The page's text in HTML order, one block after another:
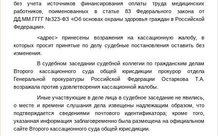
без учета источников финансирования оплаты труда медицинских
работников, поименованных в статье 83 Федерального закона от
ДД.ММ.ГГГГ№323-ФЗ «Об основах охраны здоровья граждан в Российской
Федерации».
<адрес>принесены возражения на кассационную жалобу, в
которых просит принятые по делу судебные постановления оставить без
изменения.
В судебном заседании судебной коллегии по гражданским делам
Второго кассационного суда общей юрисдикции прокурор отдела
Генеральной прокуратуры Российской Федерации Остаркова Т.А.
возражала против удовлетворения кассационной жалобы.
Иные участвующие в деле лица в судебное заседание не явились,
о месте и времени слушания дела извещены надлежащим образом, что
подтверждается сведениями почтового идентификатора; кроме того,
указанная информация заблаговременно была размещена на официальном
сайте Второго кассационного суда общей юрисдикции.